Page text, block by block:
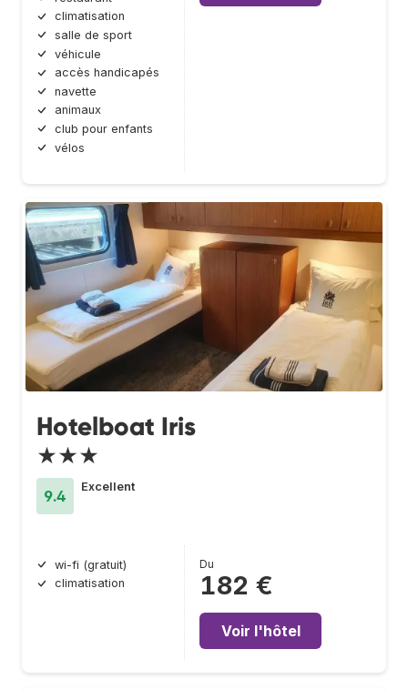
climatisation
salle de sport
véhicule
accès handicapés
navette
animaux
club pour enfants
vélos
Hotelboat Iris
★★★
9.4
Excellent
wi-fi (gratuit)
climatisation
Du
182 €
Voir l'hôtel